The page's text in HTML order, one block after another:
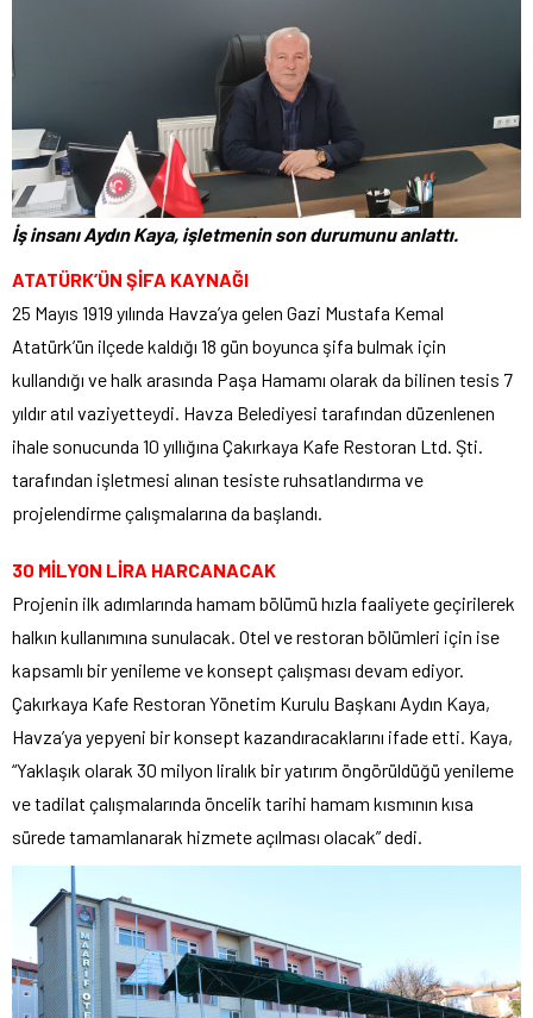
İş insanı Aydın Kaya, işletmenin son durumunu anlattı.
ATATÜRK’ÜN ŞİFA KAYNAĞI
25 Mayıs 1919 yılında Havza’ya gelen Gazi Mustafa Kemal
Atatürk’ün ilçede kaldığı 18 gün boyunca şifa bulmak için
kullandığı ve halk arasında Paşa Hamamı olarak da bilinen tesis 7
yıldır atıl vaziyetteydi. Havza Belediyesi tarafından düzenlenen
ihale sonucunda 10 yıllığına Çakırkaya Kafe Restoran Ltd. Şti.
tarafından işletmesi alınan tesiste ruhsatlandırma ve
projelendirme çalışmalarına da başlandı.
30 MİLYON LİRA HARCANACAK
Projenin ilk adımlarında hamam bölümü hızla faaliyete geçirilerek
halkın kullanımına sunulacak. Otel ve restoran bölümleri için ise
kapsamlı bir yenileme ve konsept çalışması devam ediyor.
Çakırkaya Kafe Restoran Yönetim Kurulu Başkanı Aydın Kaya,
Havza’ya yepyeni bir konsept kazandıracaklarını ifade etti. Kaya,
“Yaklaşık olarak 30 milyon liralık bir yatırım öngörüldüğü yenileme
ve tadilat çalışmalarında öncelik tarihi hamam kısmının kısa
sürede tamamlanarak hizmete açılması olacak” dedi.